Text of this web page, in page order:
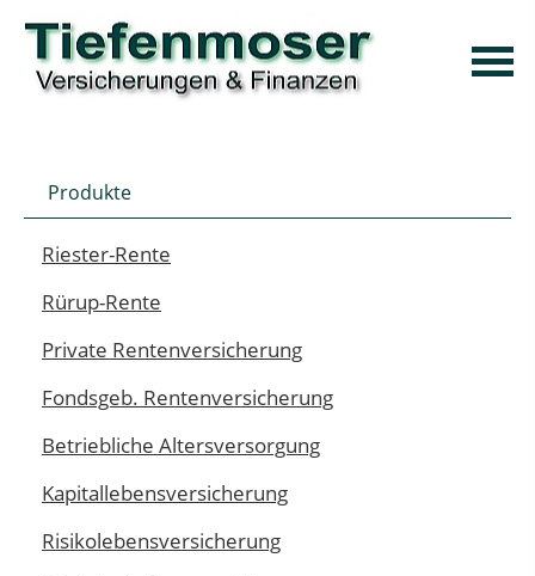
Produkte
Riester-Rente
Rürup-Rente
Private Rentenversicherung
Fondsgeb. Rentenversicherung
Betriebliche Altersversorgung
Kapitallebensversicherung
Risikolebensversicherung